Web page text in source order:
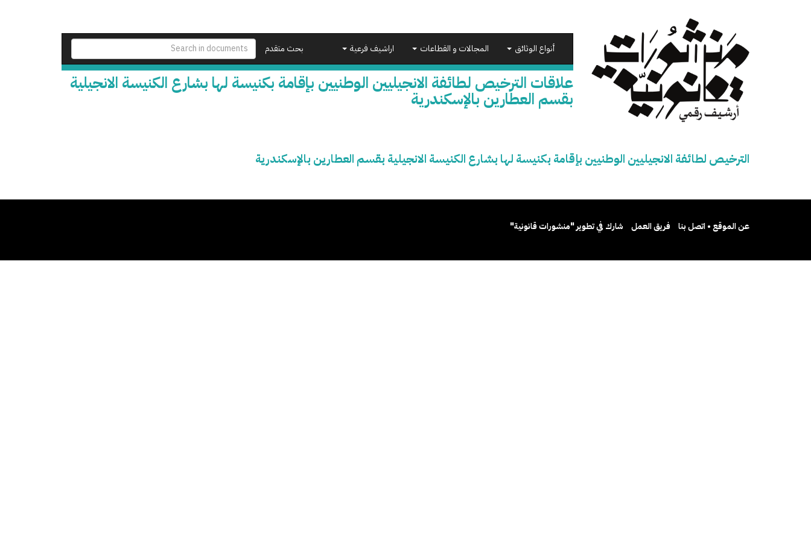
بحث متقدم أنواع الوثائق المجالات و القطاعات اراشيف فرعية
علاقات الترخيص لطائفة الانجيليين الوطنيين بإقامة بكنيسة لها بشارع الكنيسة الانجيلية
بقسم العطارين بالإسكندرية
الترخيص لطائفة الانجيليين الوطنيين بإقامة بكنيسة لها بشارع الكنيسة الانجيلية بقسم العطارين بالإسكندرية
عن الموقع • اتصل بنا فريق العمل شارك في تطوير "منشورات قانونية"